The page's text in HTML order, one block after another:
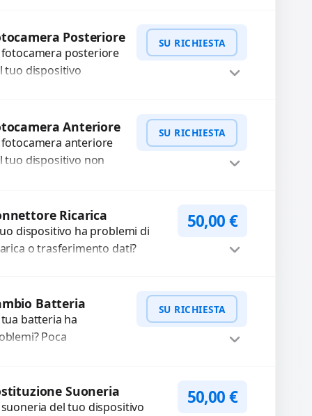
Posteriore
fotocamera posteriore
tuo dispositivo
come immagini
messa a fuoco
funzionante,...
SU RICHIESTA
WhatsApp
Anteriore
fotocamera anteriore
tuo dispositivo non
con problemi
immagini sfocate,
a...
SU RICHIESTA
PreventivoRicarica
dispositivo ha problemi di
o trasferimento dati?
danneggiati,...
50,00€
Batteria
tua batteria ha
Poca
esauriti?
la...
SU RICHIESTA
PreventivoSuoneria
suoneria del tuo dispositivo
50,00€